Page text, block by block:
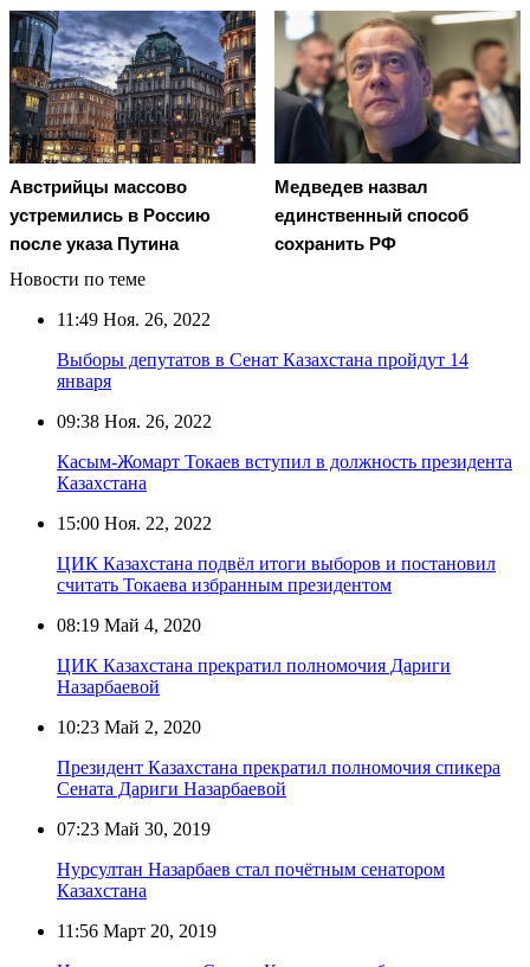
Австрийцы массово
устремились в Россию
после указа Путина
Медведев назвал
единственный способ
сохранить РФ
Новости по теме
11:49 Ноя. 26, 2022
Выборы депутатов в Сенат Казахстана пройдут 14
января
09:38 Ноя. 26, 2022
Касым-Жомарт Токаев вступил в должность президента
Казахстана
15:00 Ноя. 22, 2022
ЦИК Казахстана подвёл итоги выборов и постановил
считать Токаева избранным президентом
08:19 Май 4, 2020
ЦИК Казахстана прекратил полномочия Дариги
Назарбаевой
10:23 Май 2, 2020
Президент Казахстана прекратил полномочия спикера
Сената Дариги Назарбаевой
07:23 Май 30, 2019
Нурсултан Назарбаев стал почётным сенатором
Казахстана
11:56 Март 20, 2019